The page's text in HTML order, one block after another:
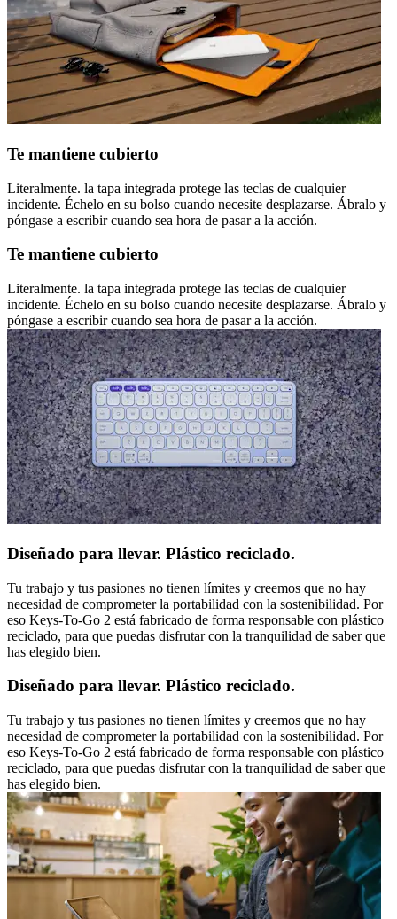
Te mantiene cubierto
Literalmente. la tapa integrada protege las teclas de cualquier
incidente. Échelo en su bolso cuando necesite desplazarse. Ábralo y
póngase a escribir cuando sea hora de pasar a la acción.
Te mantiene cubierto
Literalmente. la tapa integrada protege las teclas de cualquier
incidente. Échelo en su bolso cuando necesite desplazarse. Ábralo y
póngase a escribir cuando sea hora de pasar a la acción.
Diseñado para llevar. Plástico reciclado.
Tu trabajo y tus pasiones no tienen límites y creemos que no hay
necesidad de comprometer la portabilidad con la sostenibilidad. Por
eso Keys-To-Go 2 está fabricado de forma responsable con plástico
reciclado, para que puedas disfrutar con la tranquilidad de saber que
has elegido bien.
Diseñado para llevar. Plástico reciclado.
Tu trabajo y tus pasiones no tienen límites y creemos que no hay
necesidad de comprometer la portabilidad con la sostenibilidad. Por
eso Keys-To-Go 2 está fabricado de forma responsable con plástico
reciclado, para que puedas disfrutar con la tranquilidad de saber que
has elegido bien.